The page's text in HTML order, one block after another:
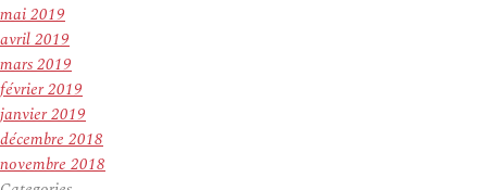
mai 2019
avril 2019
mars 2019
février 2019
janvier 2019
décembre 2018
novembre 2018